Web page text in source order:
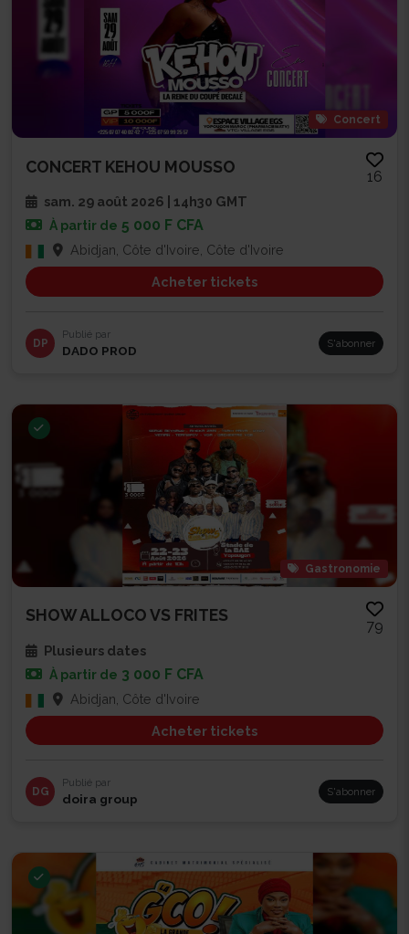
Concert
CONCERT KEHOU MOUSSO
16
sam. 29 août 2026 | 14h30 GMT
À partir de 5 000 F CFA
Abidjan, Côte d'Ivoire, Côte d'Ivoire
Acheter tickets
DP
Publié par
DADO PROD S'abonner
Gastronomie
SHOW ALLOCO VS FRITES
79
Plusieurs dates
À partir de 3 000 F CFA
Abidjan, Côte d'Ivoire
Acheter tickets
DG
Publié par
doira group S'abonner